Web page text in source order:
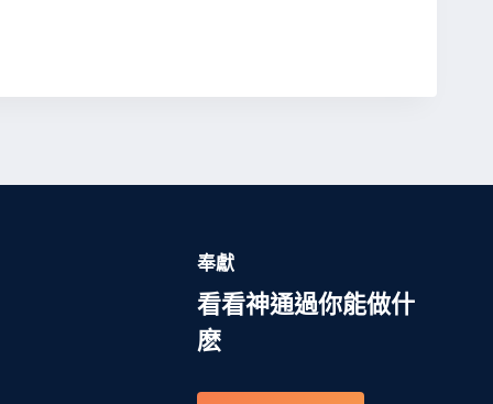
奉獻
看看神通過你能做什
麽